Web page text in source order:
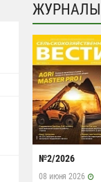
ЖУРНАЛЫ
№2/2026
08 июня 2026